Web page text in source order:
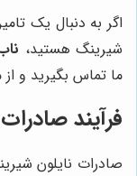
اگر به دنبال یک
شیرینگ هستید،
ما تماس بگیرید و از
فرآیند
صادرات نایلون